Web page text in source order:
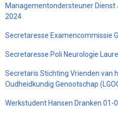
Managementondersteuner
2024
Secretaresse Examencommissie
Secretaresse Poli Neurologie
Secretaris Stichting Vrienden van
Oudheidkundig Genootschap
Werkstudent Hansen Dranken 01-